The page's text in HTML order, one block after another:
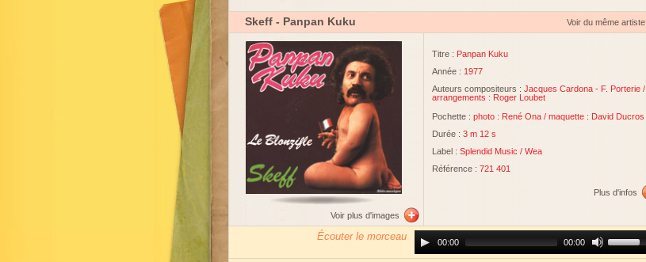
Skeff - Panpan Kuku Voir du même artiste
Voir plus d'images
Titre : Panpan Kuku
Année : 1977
Auteurs compositeurs : Jacques Cardona - F. Porterie /
arrangements : Roger Loubet
Pochette : photo : René Ona / maquette : David Ducros
Durée : 3 m 12 s
Label : Splendid Music / Wea
Référence : 721 401
Plus d'infos
Écouter le morceau
Player00:00 00:00
Up/Down
Arrow